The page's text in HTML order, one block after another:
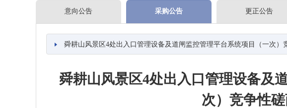
意向公告 采购公告 更正公告
舜耕山风景区4处出入口管理设备及道闸监控管理平台系统项目（一次）
舜耕山风景区4处出入口管理设备及
次）竞争性